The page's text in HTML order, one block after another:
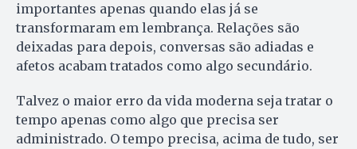
importantes apenas quando elas já se
transformaram em lembrança. Relações são
deixadas para depois, conversas são adiadas e
afetos acabam tratados como algo secundário.
Talvez o maior erro da vida moderna seja tratar o
tempo apenas como algo que precisa ser
administrado. O tempo precisa, acima de tudo, ser